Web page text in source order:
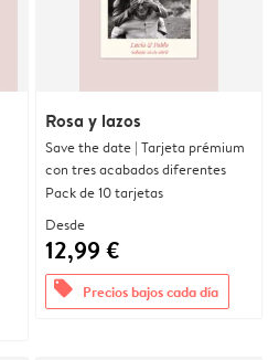
Rosa y lazos
Save the date | Tarjeta prémium
con tres acabados diferentes
Pack de 10 tarjetas
Desde
12,99 €
offers Precios bajos cada día